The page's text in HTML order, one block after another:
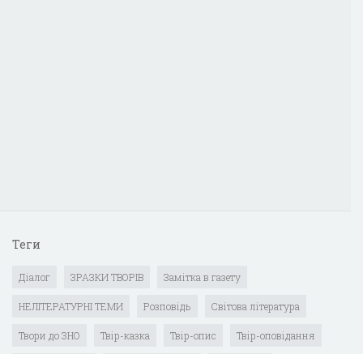
Теги
Діалог ЗРАЗКИ ТВОРІВ Замітка в газету
НЕЛІТЕРАТУРНІ ТЕМИ Розповідь Світова література
Твори до ЗНО Твір-казка Твір-опис Твір-оповідання